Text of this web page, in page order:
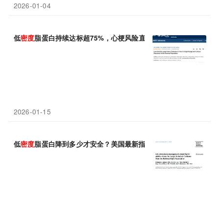
2026-01-04
低密度脂蛋白持续达标超75%，心梗风险直降58%！JACC重磅研
2026-01-15
低密度脂蛋白降到多少才安全？美国最新指南按风险分4类人，定3